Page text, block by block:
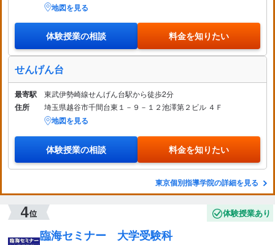
地図を見る
体験授業の相談 料金を知りたい
せんげん台
最寄駅 東武伊勢崎線せんげん台駅から徒歩2分
住所 埼玉県越谷市千間台東１－９－１２池澤第２ビル ４Ｆ
地図を見る
体験授業の相談 料金を知りたい
東京個別指導学院の詳細を見る
体験授業あり
臨海セミナー 大学受験科